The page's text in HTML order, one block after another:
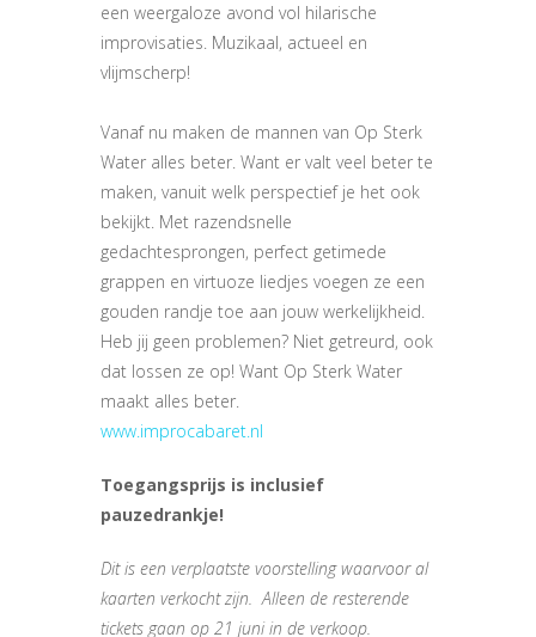
een weergaloze avond vol hilarische
improvisaties. Muzikaal, actueel en
vlijmscherp!
Vanaf nu maken de mannen van Op Sterk
Water alles beter. Want er valt veel beter te
maken, vanuit welk perspectief je het ook
bekijkt. Met razendsnelle
gedachtesprongen, perfect getimede
grappen en virtuoze liedjes voegen ze een
gouden randje toe aan jouw werkelijkheid.
Heb jij geen problemen? Niet getreurd, ook
dat lossen ze op! Want Op Sterk Water
maakt alles beter.
www.improcabaret.nl
Toegangsprijs is inclusief
pauzedrankje!
Dit is een verplaatste voorstelling waarvoor al
kaarten verkocht zijn. Alleen de resterende
tickets gaan op 21 juni in de verkoop.